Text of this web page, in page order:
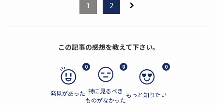
1 2
この記事の感想を教えて下さい。
0
発見があった
0
特に見るべき
ものがなかった
0
もっと知りたい